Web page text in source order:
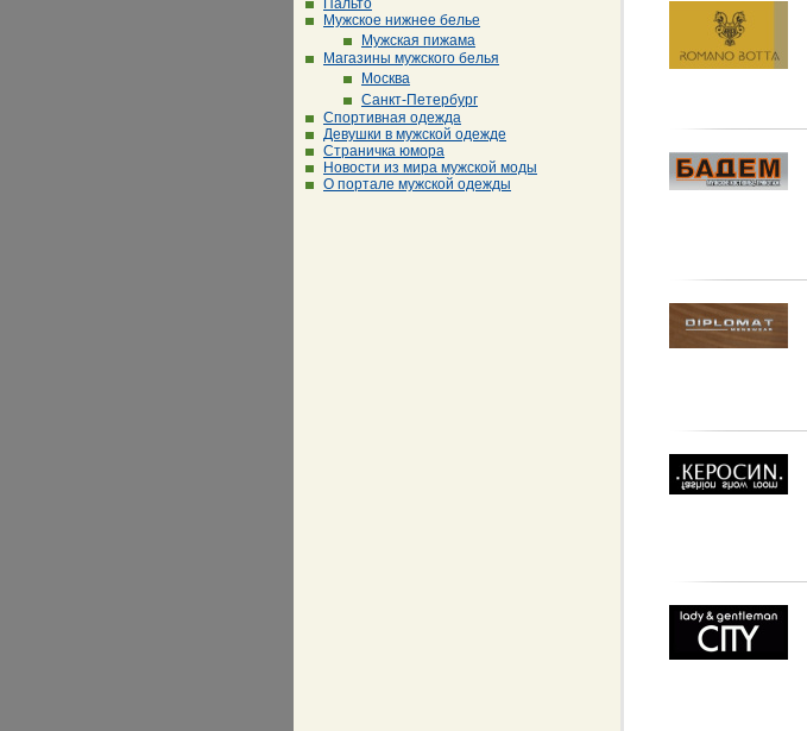
Пальто
Мужское нижнее белье
Мужская пижама
Магазины мужского белья
Москва
Санкт-Петербург
Спортивная одежда
Девушки в мужской одежде
Страничка юмора
Новости из мира мужской моды
О портале мужской одежды